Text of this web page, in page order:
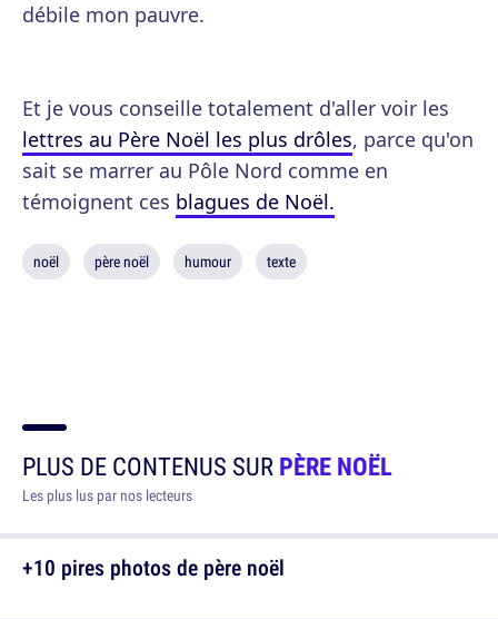
débile mon pauvre.
Et je vous conseille totalement d'aller voir les
lettres au Père Noël les plus drôles, parce qu'on
sait se marrer au Pôle Nord comme en
témoignent ces blagues de Noël.
noël père noël humour texte
PLUS DE CONTENUS SURPÈRE NOËL
Les plus lus par nos lecteurs
+10 pires photos de père noël